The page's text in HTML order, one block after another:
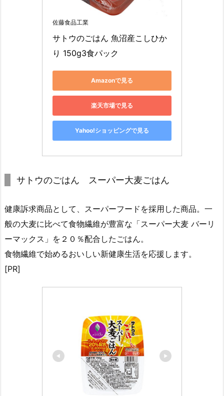
佐藤食品工業
サトウのごはん 魚沼産こしひか
り 150g3食パック
Amazonで見る
楽天市場で見る
Yahoo!ショッピングで見る
サトウのごはん スーパー大麦ごはん
健康訴求商品として、スーパーフードを採用した商品。一
般の大麦に比べて食物繊維が豊富な「スーパー大麦 バーリ
ーマックス」を２０％配合したごはん。
食物繊維で始めるおいしい新健康生活を応援します。
[PR]